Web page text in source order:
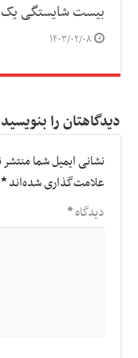
بیست شایستگی یک
۱۴۰۳/۰۲/۰۸
دیدگاهتان را بنویسید
نشانی ایمیل شما
علامت‌گذاری شده‌اند*
دیدگاه*